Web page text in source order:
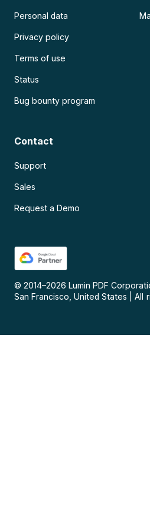
Personal data
Privacy policy
Terms of use
Status
Bug bounty program
Contact
Support
Sales
Request a Demo
© 2014–2026 Lumin PDF
San Francisco, United States
All